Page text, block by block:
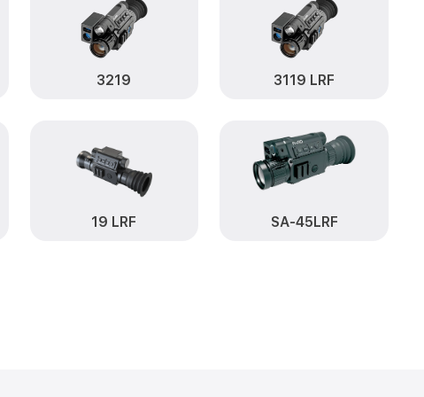
Pard Заказать
Заказать
Заказать
Заказать
3219 3119 LRF
19 LRF SA-45LRF